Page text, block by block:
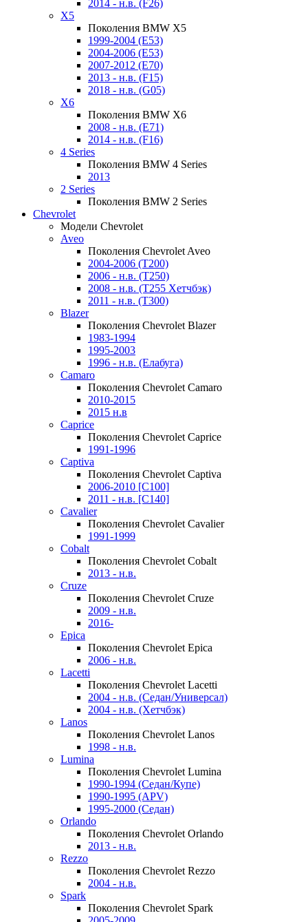
2014 - н.в. (F26)
X5
Поколения BMW X5
1999-2004 (E53)
2004-2006 (E53)
2007-2012 (E70)
2013 - н.в. (F15)
2018 - н.в. (G05)
X6
Поколения BMW X6
2008 - н.в. (E71)
2014 - н.в. (F16)
4 Series
Поколения BMW 4 Series
2013
2 Series
Поколения BMW 2 Series
Chevrolet
Модели Chevrolet
Aveo
Поколения Chevrolet Aveo
2004-2006 (T200)
2006 - н.в. (T250)
2008 - н.в. (T255 Хетчбэк)
2011 - н.в. (Т300)
Blazer
Поколения Chevrolet Blazer
1983-1994
1995-2003
1996 - н.в. (Елабуга)
Camaro
Поколения Chevrolet Camaro
2010-2015
2015 н.в
Caprice
Поколения Chevrolet Caprice
1991-1996
Captiva
Поколения Chevrolet Captiva
2006-2010 [C100]
2011 - н.в. [C140]
Cavalier
Поколения Chevrolet Cavalier
1991-1999
Cobalt
Поколения Chevrolet Cobalt
2013 - н.в.
Cruze
Поколения Chevrolet Cruze
2009 - н.в.
2016-
Epica
Поколения Chevrolet Epica
2006 - н.в.
Lacetti
Поколения Chevrolet Lacetti
2004 - н.в. (Седан/Универсал)
2004 - н.в. (Хетчбэк)
Lanos
Поколения Chevrolet Lanos
1998 - н.в.
Lumina
Поколения Chevrolet Lumina
1990-1994 (Седан/Купе)
1990-1995 (APV)
1995-2000 (Седан)
Orlando
Поколения Chevrolet Orlando
2013 - н.в.
Rezzo
Поколения Chevrolet Rezzo
2004 - н.в.
Spark
Поколения Chevrolet Spark